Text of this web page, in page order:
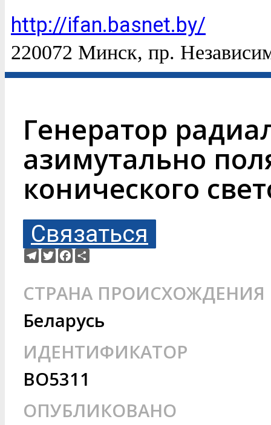
http://ifan.basnet.by/
220072 Минск, пр.
Генератор
азимутально
конического
Связаться
Telegram
TwitterFacebook
СТРАНА ПРОИСХОЖДЕНИЯ
Беларусь
ИДЕНТИФИКАТОР
BO5311
ОПУБЛИКОВАНО